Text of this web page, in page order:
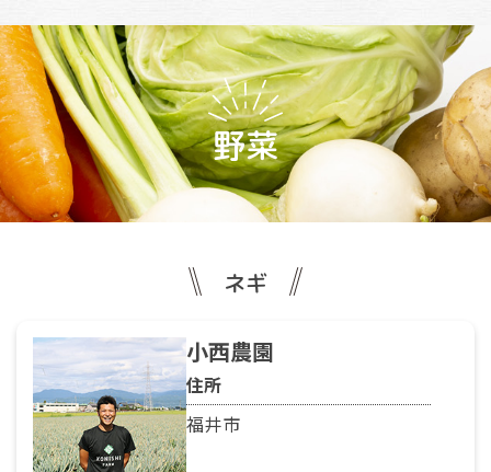
野菜
ネギ
小西農園
住所
福井市